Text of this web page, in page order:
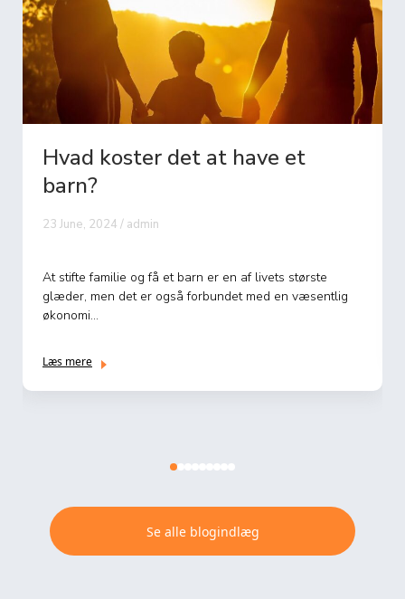
Hvad koster det at have et
barn?
23 June, 2024 / admin
At stifte familie og få et barn er en af livets største
glæder, men det er også forbundet med en væsentlig
økonomi...
Læs mere
Se alle blogindlæg